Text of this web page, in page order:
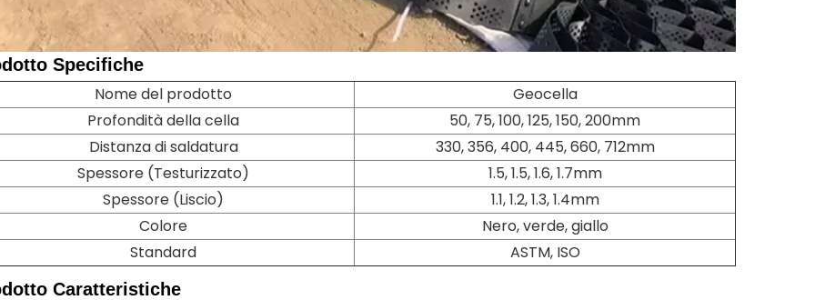
Specifiche
Nome del prodotto
Geocella
Profondità della cella
50, 75, 100, 125, 150, 200mm
Distanza di saldatura
330, 356, 400, 445, 660, 712mm
Spessore (Testurizzato)
1.5, 1.5, 1.6, 1.7mm
Spessore (Liscio)
1.1, 1.2, 1.3, 1.4mm
Colore
Nero, verde, giallo
Standard
ASTM, ISO
Caratteristiche